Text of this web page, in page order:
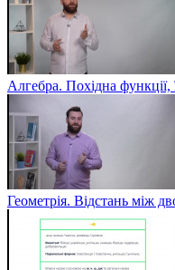
Алгебра. Похідна функції,
Геометрія. Відстань між